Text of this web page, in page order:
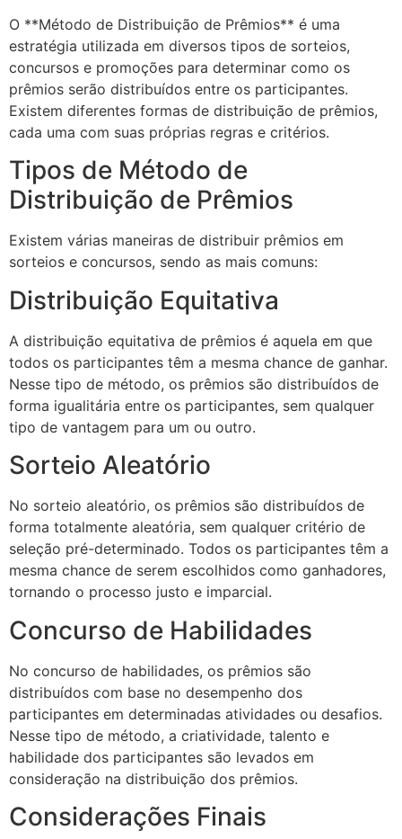
O **Método de Distribuição de Prêmios** é uma
estratégia utilizada em diversos tipos de sorteios,
concursos e promoções para determinar como os
prêmios serão distribuídos entre os participantes.
Existem diferentes formas de distribuição de prêmios,
cada uma com suas próprias regras e critérios.
Tipos de Método de
Distribuição de Prêmios
Existem várias maneiras de distribuir prêmios em
sorteios e concursos, sendo as mais comuns:
Distribuição Equitativa
A distribuição equitativa de prêmios é aquela em que
todos os participantes têm a mesma chance de ganhar.
Nesse tipo de método, os prêmios são distribuídos de
forma igualitária entre os participantes, sem qualquer
tipo de vantagem para um ou outro.
Sorteio Aleatório
No sorteio aleatório, os prêmios são distribuídos de
forma totalmente aleatória, sem qualquer critério de
seleção pré-determinado. Todos os participantes têm a
mesma chance de serem escolhidos como ganhadores,
tornando o processo justo e imparcial.
Concurso de Habilidades
No concurso de habilidades, os prêmios são
distribuídos com base no desempenho dos
participantes em determinadas atividades ou desafios.
Nesse tipo de método, a criatividade, talento e
habilidade dos participantes são levados em
consideração na distribuição dos prêmios.
Considerações Finais